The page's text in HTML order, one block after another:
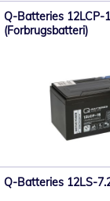
Q-Batteries 12LCP-
(Forbrugsbatteri)
Q-Batteries 12LS-